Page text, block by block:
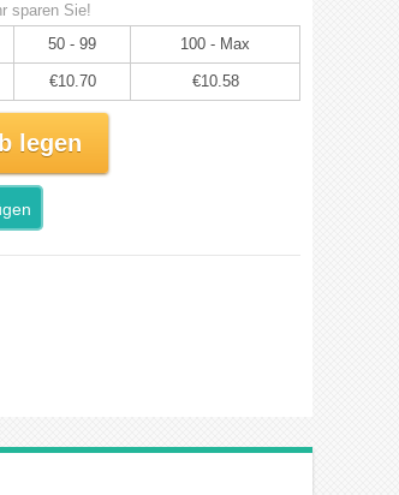
sparen Sie!
50 - 99 100 - Max
€10.70 €10.58
legen